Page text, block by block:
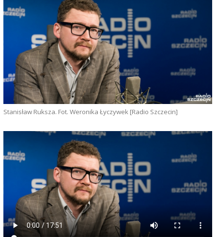
Stanisław Ruksza. Fot. Weronika Łyczywek [Radio Szczecin]